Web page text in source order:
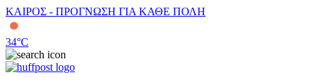
ΚΑΙΡΟΣ - ΠΡΟΓΝΩΣΗ ΓΙΑ ΚΑΘΕ ΠΟΛΗ
34°C